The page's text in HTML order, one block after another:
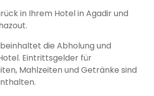
in Ihrem Hotel in Agadir und
beinhaltet die Abholung und
Eintrittsgelder für
Mahlzeiten und Getränke sind